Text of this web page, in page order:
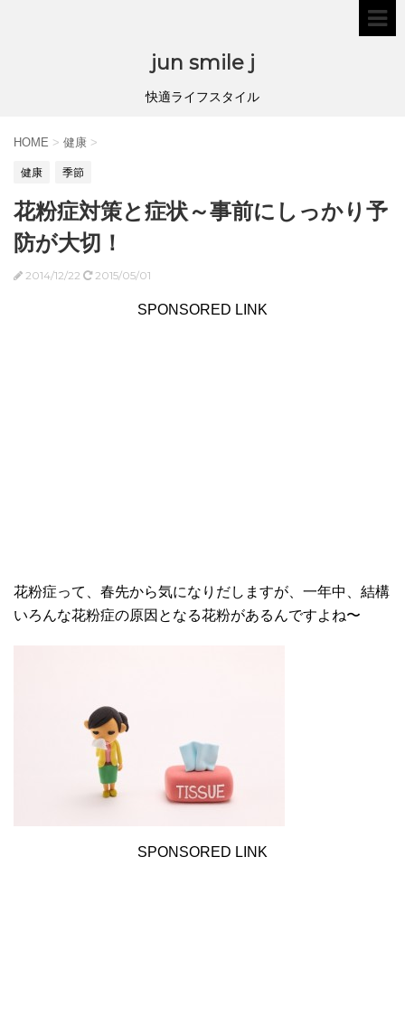
jun smile j
快適ライフスタイル
HOME > 健康 >
健康 季節
花粉症対策と症状～事前にしっかり予
防が大切！
2014/12/22 2015/05/01
SPONSORED LINK
花粉症って、春先から気になりだしますが、一年中、結構
いろんな花粉症の原因となる花粉があるんですよね〜
SPONSORED LINK